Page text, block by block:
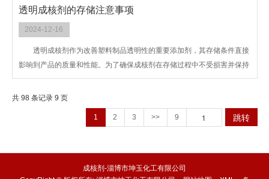
透明成核剂的存储注意事项
2024-12-16
透明成核剂作为改善塑料制品透明性的重要添加剂，其存储条件直接
影响到产品的质量和性能。为了确保成核剂在存储过程中不受损害并保持
其更佳效用，以下几点存储注意事项至关重要。
共 98 条记录 9 页
1 2 3 >> 9 跳转
成核剂-淄博市坤玉化工有限公司